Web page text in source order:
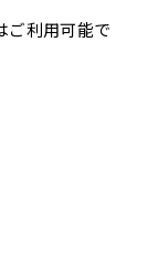
ご利用可能で